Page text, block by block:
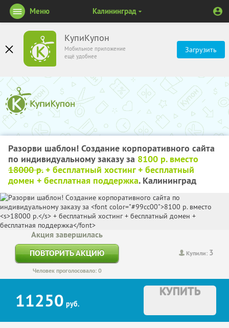
КупиКупон
Мобильное приложение
ещё удобнее
Загрузить
Меню Калининград
Разорви шаблон! Создание корпоративного сайта
по индивидуальному заказу за 8100 р. вместо
18000 р.+ бесплатный хостинг + бесплатный
домен + бесплатная поддержка. Калининград
Купили: 3
Акция завершилась
ПОВТОРИТЬ АКЦИЮ
Человек проголосовало: 0
11250 руб.
КУПИТЬ